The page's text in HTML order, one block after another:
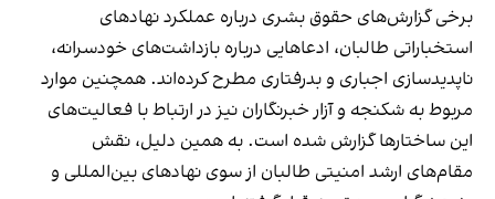
برخی گزارش‌های حقوق بشری درباره عملکرد نهادهای
استخباراتی طالبان، ادعاهایی درباره بازداشت‌های خودسرانه،
ناپدیدسازی اجباری و بدرفتاری مطرح کرده‌اند. همچنین موارد
مربوط به شکنجه و آزار خبرنگاران نیز در ارتباط با فعالیت‌های
این ساختارها گزارش شده است. به همین دلیل، نقش
مقام‌های ارشد امنیتی طالبان از سوی نهادهای بین‌المللی و